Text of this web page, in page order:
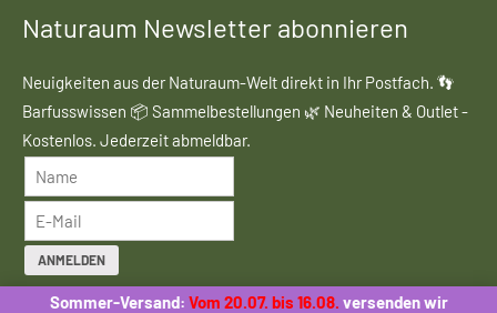
Sommer-Versand: Vom 20.07. bis 16.08. versenden wir
Naturaum Newsletter abonnieren
Neuigkeiten aus der Naturaum-Welt direkt in Ihr Postfach. 👣
Barfusswissen 📦 Sammelbestellungen 🌿 Neuheiten & Outlet -
Kostenlos. Jederzeit abmeldbar.
ANMELDEN